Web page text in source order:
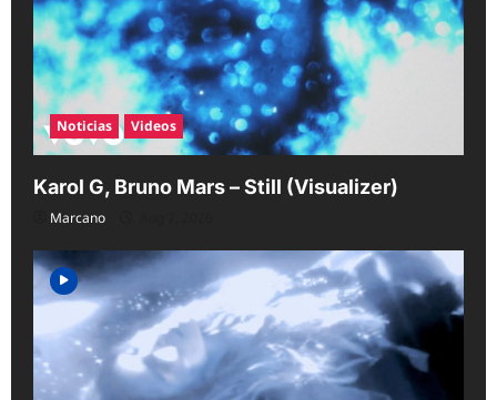
o
n
Noticias Videos
Karol G, Bruno Mars – Still (Visualizer)
Marcano